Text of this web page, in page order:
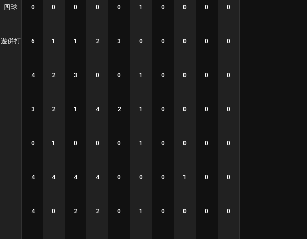
四球 0 0 0 0 0 1 0 0 0 0
遊併打 6 1 1 2 3 0 0 0 0 0
4 2 3 0 0 1 0 0 0 0
3 2 1 4 2 1 0 0 0 0
0 1 0 0 0 1 0 0 0 0
4 4 4 4 0 0 0 1 0 0
4 0 2 2 0 1 0 0 0 0